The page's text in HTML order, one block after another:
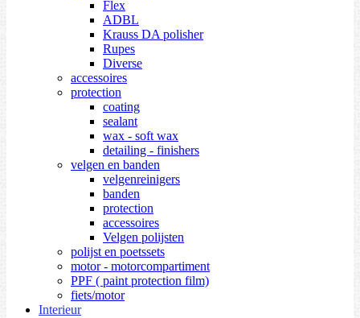
Flex
ADBL
Krauss DA polisher
Rupes
Diverse
accessoires
protection
coating
sealant
wax - soft wax
detailing - finishers
velgen en banden
velgenreinigers
banden
protection
accessoires
Velgen polijsten
polijst en poetssets
motor - motorcompartiment
PPF ( paint protection film)
fiets/motor
Interieur